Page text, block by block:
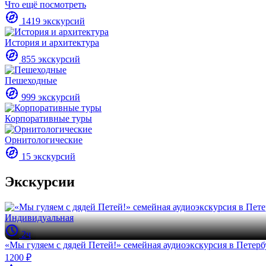
Что ещё посмотреть
1419 экскурсий
История и архитектура
855 экскурсий
Пешеходные
999 экскурсий
Корпоративные туры
Орнитологические
15 экскурсий
Экскурсии
Индивидуальная
2ч
«Мы гуляем с дядей Петей!» семейная аудиоэкскурсия в
1200 ₽